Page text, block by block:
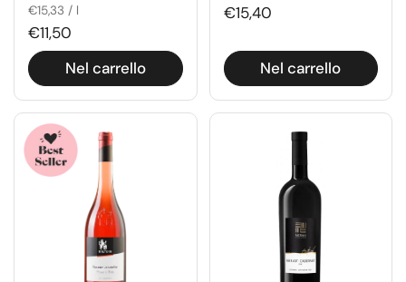
€15,33 / l
€11,50
Nel carrello
€15,40
Nel carrello